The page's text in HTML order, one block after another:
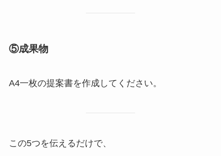
⑤成果物
A4一枚の提案書を作成してください。
この5つを伝えるだけで、